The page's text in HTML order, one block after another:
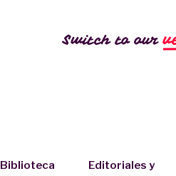
Switch to our
Biblioteca
Editoriales y